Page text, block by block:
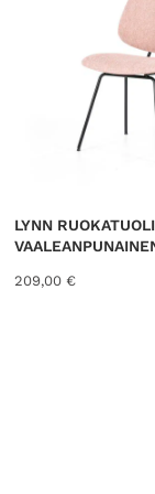
LYNN
209,00 €